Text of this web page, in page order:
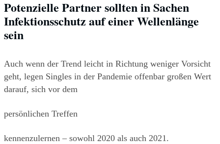
Potenzielle Partner sollten in Sachen
Infektionsschutz auf einer Wellenlänge
sein
Auch wenn der Trend leicht in Richtung weniger Vorsicht
geht, legen Singles in der Pandemie offenbar großen Wert
darauf, sich vor dem
persönlichen Treffen
kennenzulernen – sowohl 2020 als auch 2021.